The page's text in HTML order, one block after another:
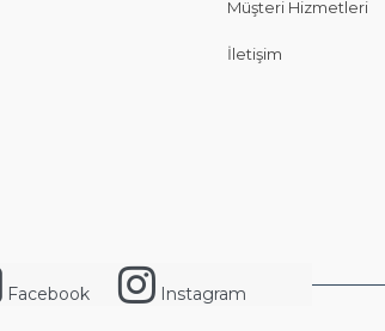
Müşteri Hizmetleri
İletişim
Facebook Instagram